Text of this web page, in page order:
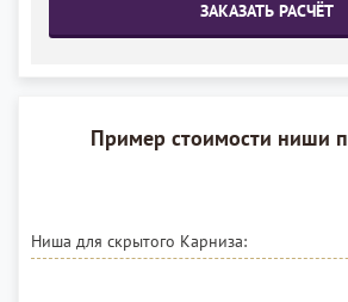
ЗАКАЗАТЬ РАСЧЁТ
Пример стоимости ниши
Ниша для скрытого Карниза: